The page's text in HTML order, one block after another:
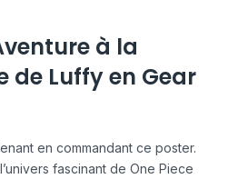
à la
de Luffy en Gear
en commandant ce poster.
fascinant de One Piece